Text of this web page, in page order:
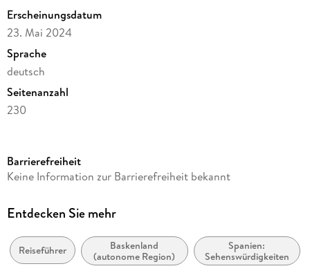
Erscheinungsdatum
23. Mai 2024
Sprache
deutsch
Seitenanzahl
230
Autor/Autorin
Verlag/Hersteller
Produktart
kartoniert
Barrierefreiheit
Keine Information zur Barrierefreiheit bekannt
Entdecken Sie mehr
Reiseführer
Baskenland
(autonome Region)
Spanien:
Sehenswürdigkeiten